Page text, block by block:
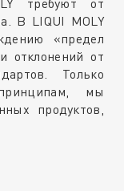
В LIQUI MOLY
«предел
отклонений от
Только
мы
продуктов,